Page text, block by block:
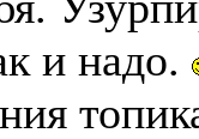
и надо.